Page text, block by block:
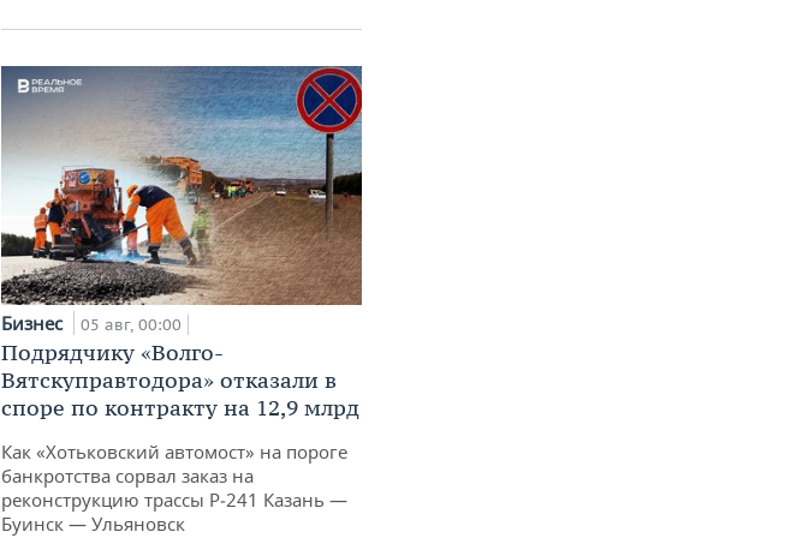
Бизнес 05 авг, 00:00
Подрядчику «Волго-
Вятскуправтодора» отказали в
споре по контракту на 12,9 млрд
Как «Хотьковский автомост» на пороге
банкротства сорвал заказ на
реконструкцию трассы Р‑241 Казань —
Буинск — Ульяновск